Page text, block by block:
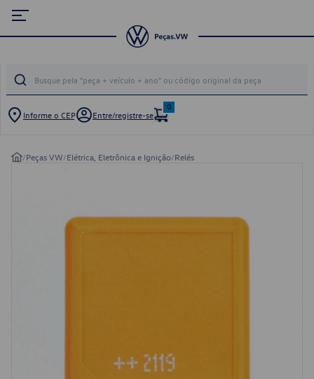
Informe o CEP Entre/registre-se
0
/Peças VW/Elétrica, Eletrônica e Ignição/Relés